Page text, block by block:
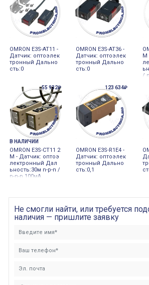
OMRON E3S-AT11 -
Датчик: оптоэлек
тронный Дально
сть:0
OMRON E3S-AT36 -
Датчик: оптоэлек
тронный Дально
сть:0
M
/
55 932₽
В НАЛИЧИИ
OMRON E3S-CT11 2
M - Датчик: оптоэ
лектронный Дал
ьность:30м n-p-n /
p-n-p 100мА
123 634₽
OMRON E3S-R1E4 -
Датчик: оптоэлек
тронный Дально
сть:0,1
Не смогли найти, или требуется
наличия — пришлите заявку